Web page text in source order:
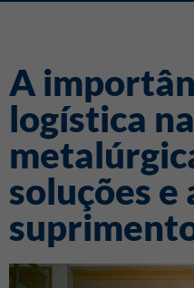
A
logística
soluções e